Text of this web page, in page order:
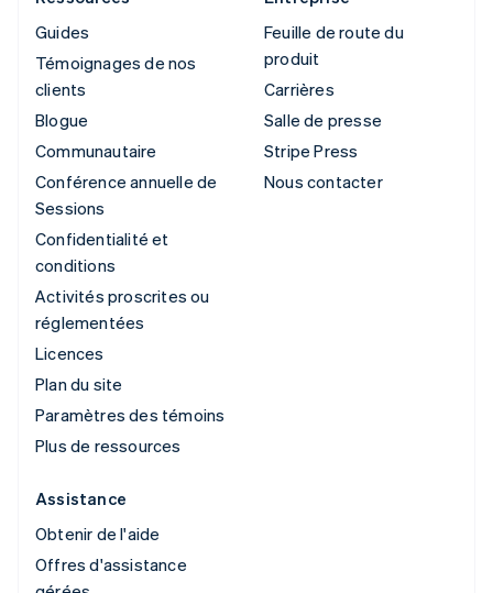
Guides
Témoignages de nos
clients
Blogue
Communautaire
Conférence annuelle de
Sessions
Confidentialité et
conditions
Activités proscrites ou
réglementées
Licences
Plan du site
Paramètres des témoins
Plus de ressources
Feuille de route du
produit
Carrières
Salle de presse
Stripe Press
Nous contacter
Assistance
Obtenir de l'aide
Offres d'assistance